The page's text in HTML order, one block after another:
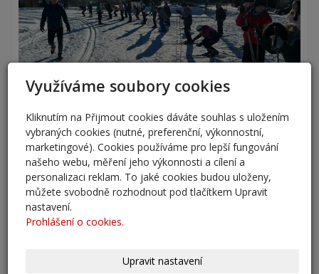
Využíváme soubory cookies
Kliknutím na Přijmout cookies dáváte souhlas s uložením
vybraných cookies (nutné, preferenční, výkonnostní,
marketingové). Cookies používáme pro lepší fungování
našeho webu, měření jeho výkonnosti a cílení a
personalizaci reklam. To jaké cookies budou uloženy,
můžete svobodně rozhodnout pod tlačítkem Upravit
nastavení.
Prohlášení o cookies.
Upravit nastavení